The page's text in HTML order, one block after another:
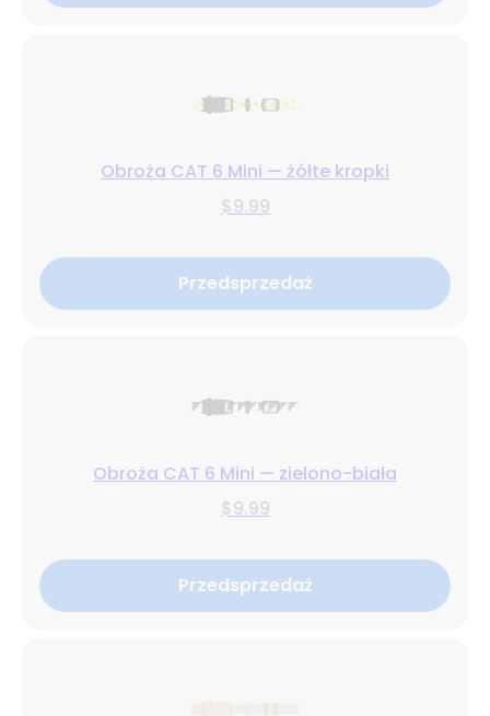
Obroża CAT 6 Mini — żółte kropki
$9.99
Przedsprzedaż
Obroża CAT 6 Mini — zielono-biała
$9.99
Przedsprzedaż